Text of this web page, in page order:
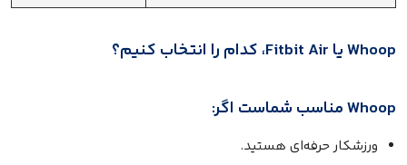
Whoop یا Fitbit Air، کدام را انتخاب کنیم؟
Whoop مناسب شماست اگر:
ورزشکار حرفه‌ای هستید.